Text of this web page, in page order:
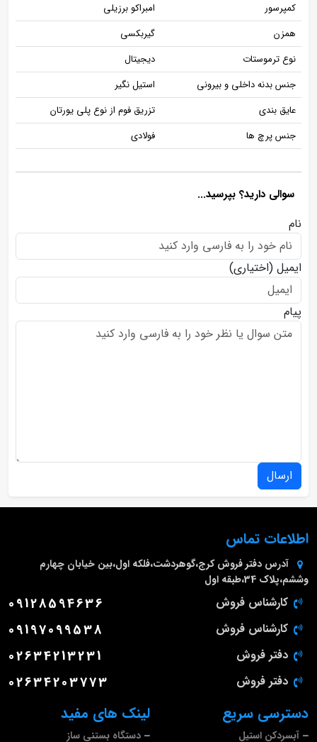
کمپرسور
امبراکو برزیلی
همزن
گیربکسی
نوع ترموستات
دیجیتال
جنس بدنه داخلی و بیرونی
استیل نگیر
عایق بندی
تزریق فوم از نوع پلی یورتان
جنس پرچ ها
فولادی
سوالی دارید؟ بپرسید...
نام
ایمیل (اختیاری)
پیام
ارسال
لینک های مفید
دستگاه بستنی ساز
دسترسی سریع
آبسردکن استیل
اطلاعات تماس
آدرس دفتر فروش کرج،گوهردشت،فلکه اول،بین خیابان چهارم
وششم،پلاک 34،طبقه اول
کارشناس فروش 09128594636
کارشناس فروش 09197099538
دفتر فروش 02634213231
دفتر فروش 02634203773